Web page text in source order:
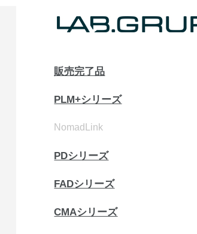
販売完了品
PLM+シリーズ
NomadLink
PDシリーズ
FADシリーズ
CMAシリーズ